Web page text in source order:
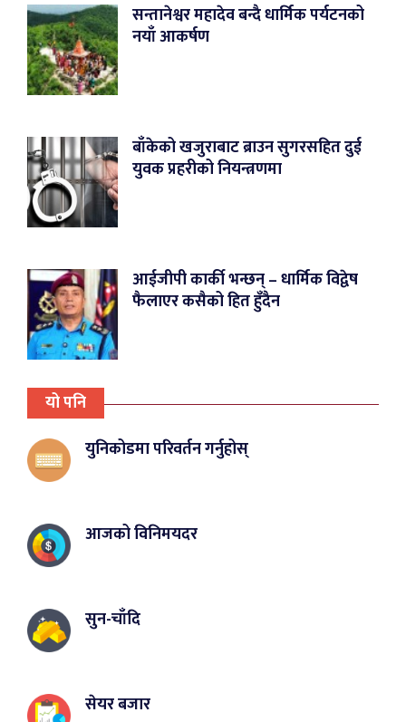
सन्तानेश्वर महादेव बन्दै धार्मिक पर्यटनको
नयाँ आकर्षण
बाँकेको खजुराबाट ब्राउन सुगरसहित दुई
युवक प्रहरीको नियन्त्रणमा
आईजीपी कार्की भन्छन् – धार्मिक विद्वेष
फैलाएर कसैको हित हुँदैन
यो पनि
युनिकोडमा परिवर्तन गर्नुहोस्
आजको विनिमयदर
सुन-चाँदि
सेयर बजार